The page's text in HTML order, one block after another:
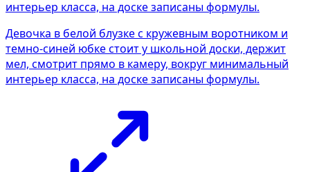
Девочка в белой блузке с кружевным воротником и
темно-синей юбке стоит у школьной доски, держит
мел, смотрит прямо в камеру, вокруг минимальный
интерьер класса, на доске записаны формулы.